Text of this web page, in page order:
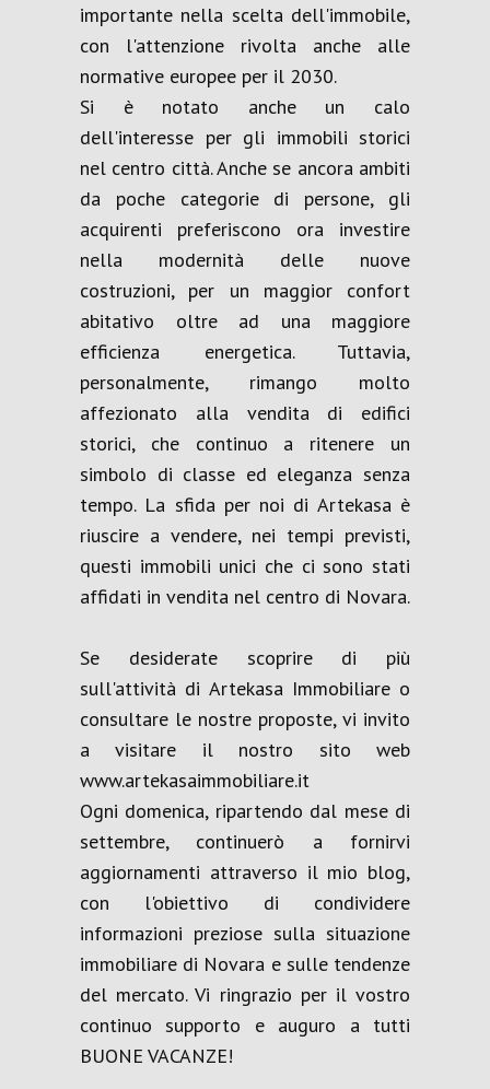
importante nella scelta dell'immobile,
con l'attenzione rivolta anche alle
normative europee per il 2030.
Si è notato anche un calo
dell'interesse per gli immobili storici
nel centro città. Anche se ancora ambiti
da poche categorie di persone, gli
acquirenti preferiscono ora investire
nella modernità delle nuove
costruzioni, per un maggior confort
abitativo oltre ad una maggiore
efficienza energetica. Tuttavia,
personalmente, rimango molto
affezionato alla vendita di edifici
storici, che continuo a ritenere un
simbolo di classe ed eleganza senza
tempo. La sfida per noi di Artekasa è
riuscire a vendere, nei tempi previsti,
questi immobili unici che ci sono stati
affidati in vendita nel centro di Novara.
Se desiderate scoprire di più
sull'attività di Artekasa Immobiliare o
consultare le nostre proposte, vi invito
a visitare il nostro sito web
www.artekasaimmobiliare.it
Ogni domenica, ripartendo dal mese di
settembre, continuerò a fornirvi
aggiornamenti attraverso il mio blog,
con l'obiettivo di condividere
informazioni preziose sulla situazione
immobiliare di Novara e sulle tendenze
del mercato. Vi ringrazio per il vostro
continuo supporto e auguro a tutti
BUONE VACANZE!